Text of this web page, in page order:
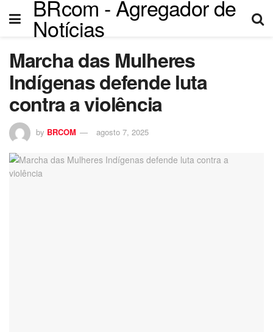
panel
panel
paketleri
BRcom - Agregador de
Notícias
Marcha das Mulheres
Indígenas defende luta
contra a violência
by BRCOM agosto 7, 2025